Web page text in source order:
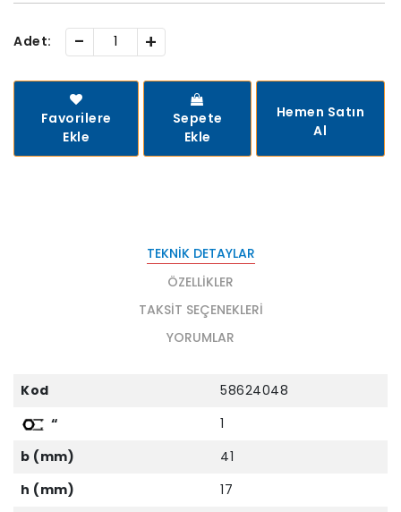
Adet: - +
Favorilere
Ekle
Sepete
Ekle
Hemen Satın
Al
TEKNIK DETAYLAR
ÖZELLIKLER
TAKSIT SEÇENEKLERI
YORUMLAR
Kod
58624048
“
1
b (mm)
41
h (mm)
17